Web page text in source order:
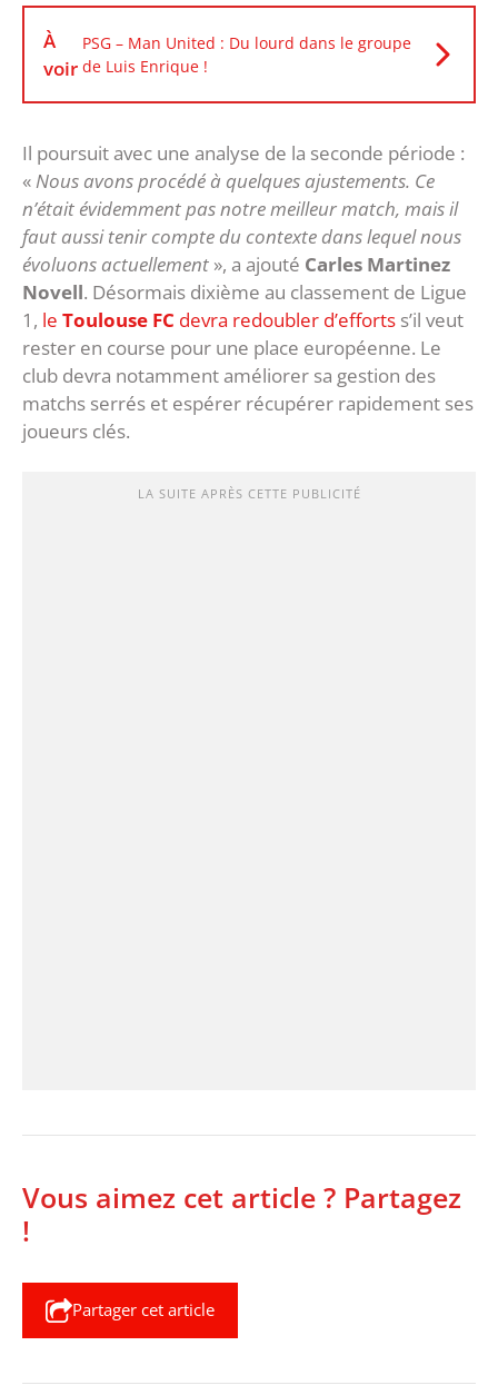
À
voir
PSG – Man United : Du lourd dans le groupe
de Luis Enrique !
Il poursuit avec une analyse de la seconde période :
« Nous avons procédé à quelques ajustements. Ce
n’était évidemment pas notre meilleur match, mais il
faut aussi tenir compte du contexte dans lequel nous
évoluons actuellement », a ajouté Carles Martinez
Novell. Désormais dixième au classement de Ligue
1, le Toulouse FC devra redoubler d’efforts s’il veut
rester en course pour une place européenne. Le
club devra notamment améliorer sa gestion des
matchs serrés et espérer récupérer rapidement ses
joueurs clés.
LA SUITE APRÈS CETTE PUBLICITÉ
Vous aimez cet article ? Partagez
!
Partager cet article